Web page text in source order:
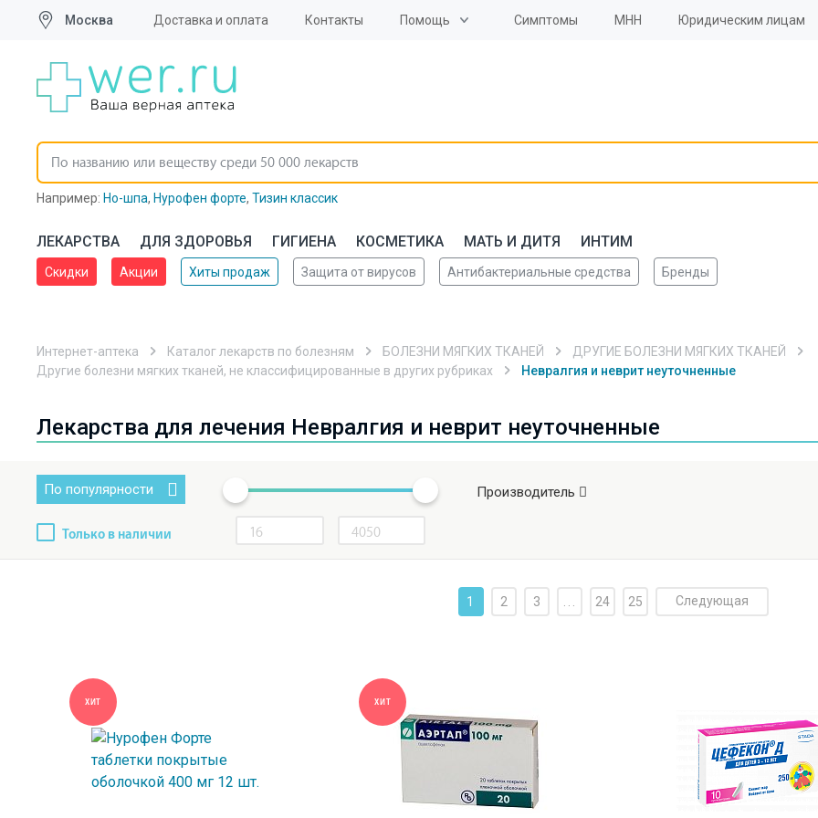
Москва Доставка и оплата Контакты Помощь Симптомы МНН Юридическим лицам
Например: Но-шпа, Нурофен форте, Тизин классик
ЛЕКАРСТВА ДЛЯ ЗДОРОВЬЯ ГИГИЕНА КОСМЕТИКА МАТЬ И ДИТЯ ИНТИМ
Скидки Акции Хиты продаж Защита от вирусов Антибактериальные средства Бренды
Интернет-аптека Каталог лекарств по болезням БОЛЕЗНИ МЯГКИХ ТКАНЕЙ
ДРУГИЕ БОЛЕЗНИ МЯГКИХ ТКАНЕЙ
Другие болезни мягких тканей, не классифицированные в других рубриках
Невралгия и неврит неуточненные
Лекарства для лечения Невралгия и неврит неуточненные
По популярности
Только в наличии
Производитель
1 2 3 24 25 Следующая
ХИТ ХИТ